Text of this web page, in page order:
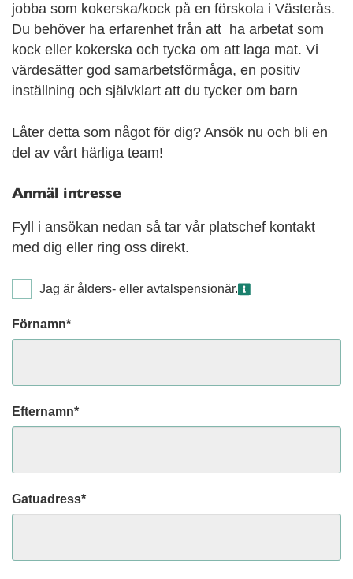
jobba som kokerska/kock på en förskola i Västerås.
Du behöver ha erfarenhet från att ha arbetat som
kock eller kokerska och tycka om att laga mat. Vi
värdesätter god samarbetsförmåga, en positiv
inställning och självklart att du tycker om barn
Låter detta som något för dig? Ansök nu och bli en
del av vårt härliga team!
Anmäl intresse
Fyll i ansökan nedan så tar vår platschef kontakt
med dig eller ring oss direkt.
Jag är ålders- eller avtalspensionär.
Förnamn*
Efternamn*
Gatuadress*